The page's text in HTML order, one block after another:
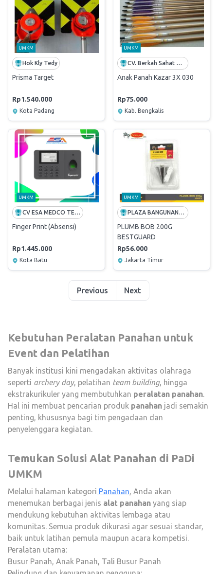
UMKM
Hok Kly Tedy
Prisma Target
Rp1.540.000
Kota Padang
UMKM
CV. Berkah Sahat Anugrah
Anak Panah Kazar 3X 030
Rp75.000
Kab. Bengkalis
UMKM
CV ESA MEDCO TECHNOLOGY
Finger Print (Absensi)
Rp1.445.000
Kota Batu
UMKM
PLAZA BANGUNAN (PT ANDALAN HIJAU SEMESTA)
PLUMB BOB 200G
BESTGUARD
Rp56.000
Jakarta Timur
Previous Next
Kebutuhan Peralatan Panahan untuk
Event dan Pelatihan
Banyak institusi kini mengadakan aktivitas olahraga
seperti archery day, pelatihan team building, hingga
ekstrakurikuler yang membutuhkan peralatan panahan.
Hal ini membuat pencarian produk panahan jadi semakin
penting, khususnya bagi tim pengadaan dan
penyelenggara kegiatan.
Temukan Solusi Alat Panahan di PaDi
UMKM
Melalui halaman kategori Panahan, Anda akan
menemukan berbagai jenis alat panahan yang siap
mendukung kebutuhan aktivitas lembaga atau
komunitas. Semua produk dikurasi agar sesuai standar,
baik untuk latihan pemula maupun acara kompetisi.
Peralatan utama:
Busur Panah, Anak Panah, Tali Busur Panah